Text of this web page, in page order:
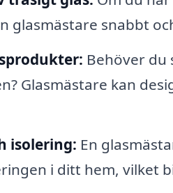
glasmästare snabbt
Behöver du
Glasmästare kan
isolering: En
i ditt hem, vilket